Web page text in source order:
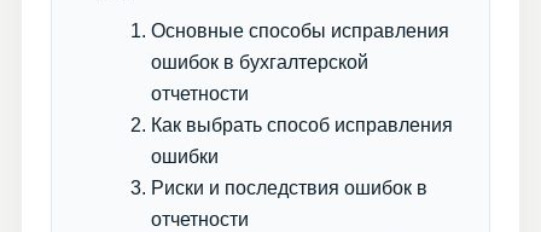
Основные способы исправления
ошибок в бухгалтерской
отчетности
Как выбрать способ исправления
ошибки
Риски и последствия ошибок в
отчетности